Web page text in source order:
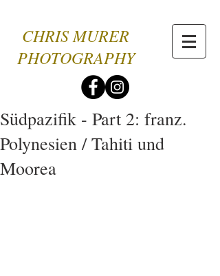
CHRIS MURER
PHOTOGRAPHY
Südpazifik - Part 2: franz.
Polynesien / Tahiti und
Moorea